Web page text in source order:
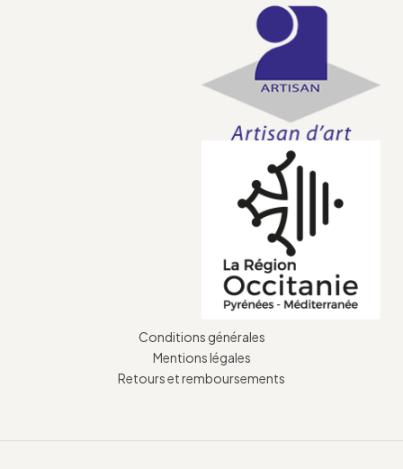
Conditions générales
Mentions légales
Retours et remboursements